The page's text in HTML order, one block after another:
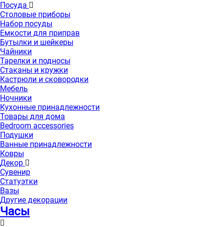
Посуда
Столовые приборы
Набор посуды
Емкости для приправ
Бутылки и шейкеры
Чайники
Тарелки и подносы
Стаканы и кружки
Кастрюли и сковородки
Мебель
Ночники
Кухонные принадлежности
Товары для дома
Bedroom accessories
Подушки
Ванные принадлежности
Ковры
Декор
Сувенир
Статуэтки
Вазы
Другие декорации
Часы